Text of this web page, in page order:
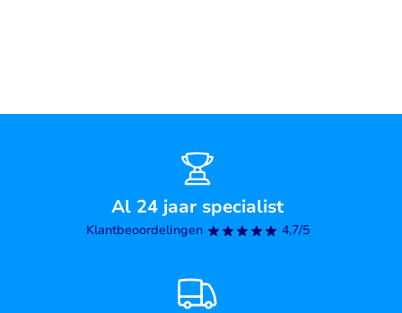
Al 24 jaar specialist
Klantbeoordelingen 4,7/5